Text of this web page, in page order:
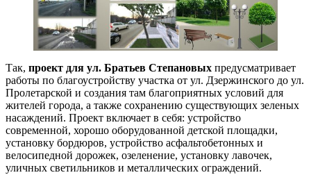
Так, проект для ул. Братьев Степановых предусматривает
работы по благоустройству участка от ул. Дзержинского до ул.
Пролетарской и создания там благоприятных условий для
жителей города, а также сохранению существующих зеленых
насаждений. Проект включает в себя: устройство
современной, хорошо оборудованной детской площадки,
установку бордюров, устройство асфальтобетонных и
велосипедной дорожек, озеленение, установку лавочек,
уличных светильников и металлических ограждений.